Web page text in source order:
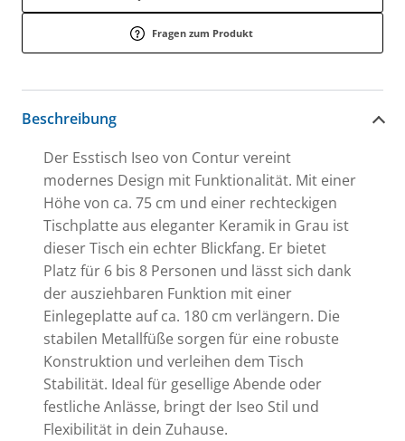
Fragen zum Produkt
Beschreibung
Der Esstisch Iseo von Contur vereint
modernes Design mit Funktionalität. Mit einer
Höhe von ca. 75 cm und einer rechteckigen
Tischplatte aus eleganter Keramik in Grau ist
dieser Tisch ein echter Blickfang. Er bietet
Platz für 6 bis 8 Personen und lässt sich dank
der ausziehbaren Funktion mit einer
Einlegeplatte auf ca. 180 cm verlängern. Die
stabilen Metallfüße sorgen für eine robuste
Konstruktion und verleihen dem Tisch
Stabilität. Ideal für gesellige Abende oder
festliche Anlässe, bringt der Iseo Stil und
Flexibilität in dein Zuhause.